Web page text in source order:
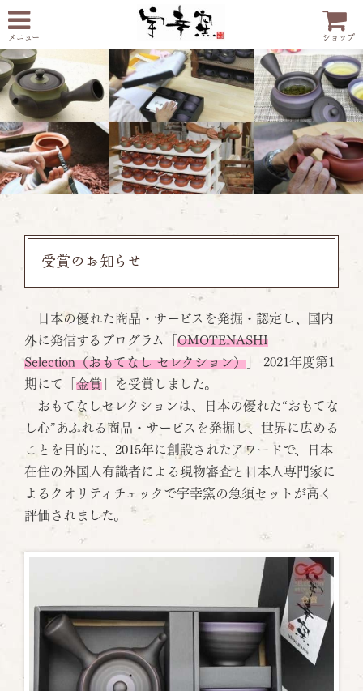
メニュー ショップ
受賞のお知らせ
日本の優れた商品・サービスを発掘・認定し、国内
外に発信するプログラム「 OMOTENASHI
Selection（おもてなし セレクション） 」 2021年度第1
期にて「 金賞 」を受賞しました。
おもてなしセレクションは、日本の優れた“おもてな
し心”あふれる商品・サービスを発掘し、世界に広める
ことを目的に、2015年に創設されたアワードで、日本
在住の外国人有識者による現物審査と日本人専門家に
よるクオリティチェックで宇幸窯の急須セットが高く
評価されました。